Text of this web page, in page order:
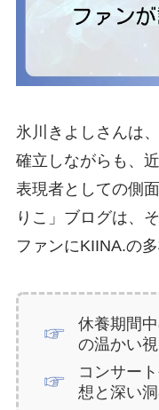
氷川きよしさんは
確立しながらも、
表現者としての側
りこ」ブログは、
ファンにKIINA.の
休養期間
の温かい
コンサー
想と深い